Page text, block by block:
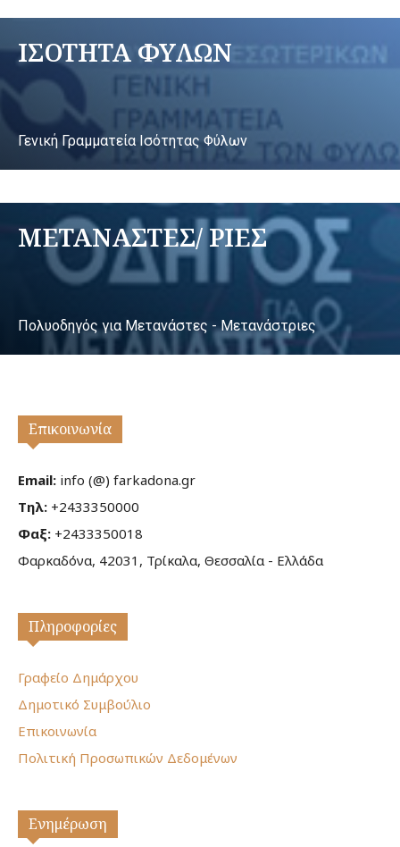
ΙΣΟΤΗΤΑ ΦΥΛΩΝ
Γενική Γραμματεία Ισότητας Φύλων
ΜΕΤΑΝΑΣΤΕΣ/ ΡΙΕΣ
Πολυοδηγός για Μετανάστες - Μετανάστριες
Επικοινωνία
Email: info (@) farkadona.gr
Τηλ: +2433350000
Φαξ: +2433350018
Φαρκαδόνα, 42031, Τρίκαλα, Θεσσαλία - Ελλάδα
Πληροφορίες
Γραφείο Δημάρχου
Δημοτικό Συμβούλιο
Επικοινωνία
Πολιτική Προσωπικών Δεδομένων
Ενημέρωση